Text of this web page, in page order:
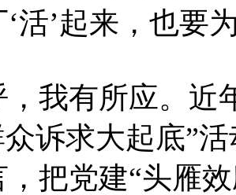
活’起来，也要
，我有所应。近
众诉求大起底”
，把党建“头雁